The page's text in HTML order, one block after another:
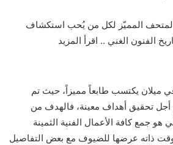
المتحف المميّز لكل من يُحب استكشاف
الفنون الغني .. اقرأ المزيد
يكتسب طابعاً مميزاً، حيث تم
تحقيق أهداف معينة، فالهدف من
جمع كافة الأعمال الفنية الثمينة
ذاته عرضها للضيوف مع بعض التفاصيل